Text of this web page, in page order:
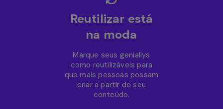
Reutilizar está
na moda
Marque seus geniallys
como reutilizáveis para
que mais pessoas possam
criar a partir do seu
conteúdo.